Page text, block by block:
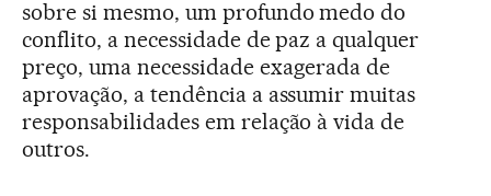
sobre si mesmo, um profundo medo do
conflito, a necessidade de paz a qualquer
preço, uma necessidade exagerada de
aprovação, a tendência a assumir muitas
responsabilidades em relação à vida de
outros.